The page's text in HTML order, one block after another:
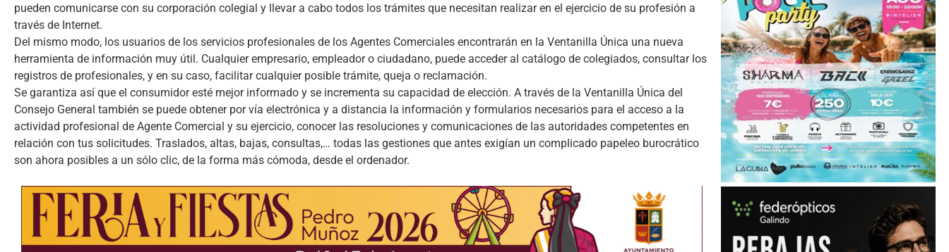
pueden comunicarse con su corporación colegial y llevar a cabo todos los trámites que necesitan realizar en el ejercicio de su profesión a
través de Internet.
Del mismo modo, los usuarios de los servicios profesionales de los Agentes Comerciales encontrarán en la Ventanilla Única una nueva
herramienta de información muy útil. Cualquier empresario, empleador o ciudadano, puede acceder al catálogo de colegiados, consultar los
registros de profesionales, y en su caso, facilitar cualquier posible trámite, queja o reclamación.
Se garantiza así que el consumidor esté mejor informado y se incrementa su capacidad de elección. A través de la Ventanilla Única del
Consejo General también se puede obtener por vía electrónica y a distancia la información y formularios necesarios para el acceso a la
actividad profesional de Agente Comercial y su ejercicio, conocer las resoluciones y comunicaciones de las autoridades competentes en
relación con tus solicitudes. Traslados, altas, bajas, consultas,… todas las gestiones que antes exigían un complicado papeleo burocrático
son ahora posibles a un sólo clic, de la forma más cómoda, desde el ordenador.